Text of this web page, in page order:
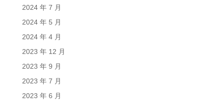
2024 年 7 月
2024 年 5 月
2024 年 4 月
2023 年 12 月
2023 年 9 月
2023 年 7 月
2023 年 6 月